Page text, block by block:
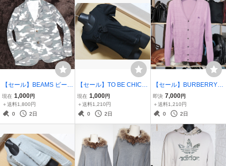
【セール】BEAMS ビーム
ス カモフラ柄 セットアッ
プ カジュアルルームウェ
ア 裏起毛 ボア ストレッチ
現在 1,000円
＋送料1,800円
0
2日
【セール】TO BE CHIC
トゥービーシック キュー
トモデル♪ BIGリボンデザ
イン ロゴストーン 半袖 T
現在 1,000円
＋送料1,210円
0
2日
【セール】BURBERRY B
LACKLABEL ブラックレ
ーベル チェック模様 ロゴ
付き 春色 カーディガン メ
即決 7,000円
＋送料1,210円
0
2日